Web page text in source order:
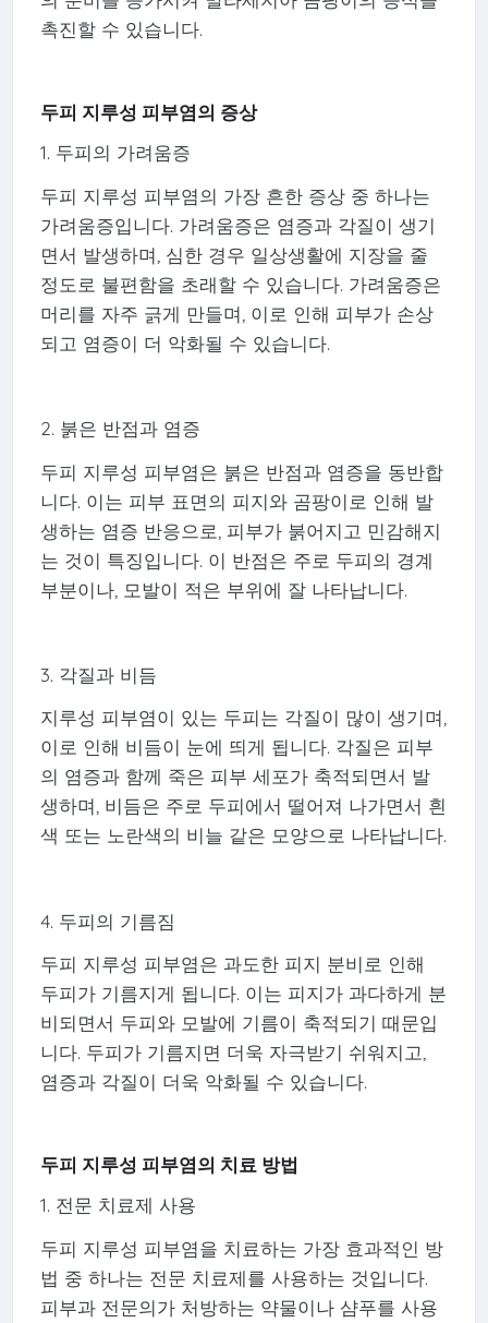
촉진할 수 있습니다.
두피 지루성 피부염의 증상
1. 두피의 가려움증
두피 지루성 피부염의 가장 흔한 증상 중 하나는
가려움증입니다. 가려움증은 염증과 각질이 생기
면서 발생하며, 심한 경우 일상생활에 지장을 줄
정도로 불편함을 초래할 수 있습니다. 가려움증은
머리를 자주 긁게 만들며, 이로 인해 피부가 손상
되고 염증이 더 악화될 수 있습니다.
2. 붉은 반점과 염증
두피 지루성 피부염은 붉은 반점과 염증을 동반합
니다. 이는 피부 표면의 피지와 곰팡이로 인해 발
생하는 염증 반응으로, 피부가 붉어지고 민감해지
는 것이 특징입니다. 이 반점은 주로 두피의 경계
부분이나, 모발이 적은 부위에 잘 나타납니다.
3. 각질과 비듬
지루성 피부염이 있는 두피는 각질이 많이 생기며,
이로 인해 비듬이 눈에 띄게 됩니다. 각질은 피부
의 염증과 함께 죽은 피부 세포가 축적되면서 발
생하며, 비듬은 주로 두피에서 떨어져 나가면서 흰
색 또는 노란색의 비늘 같은 모양으로 나타납니다.
4. 두피의 기름짐
두피 지루성 피부염은 과도한 피지 분비로 인해
두피가 기름지게 됩니다. 이는 피지가 과다하게 분
비되면서 두피와 모발에 기름이 축적되기 때문입
니다. 두피가 기름지면 더욱 자극받기 쉬워지고,
염증과 각질이 더욱 악화될 수 있습니다.
두피 지루성 피부염의 치료 방법
1. 전문 치료제 사용
두피 지루성 피부염을 치료하는 가장 효과적인 방
법 중 하나는 전문 치료제를 사용하는 것입니다.
피부과 전문의가 처방하는 약물이나 샴푸를 사용